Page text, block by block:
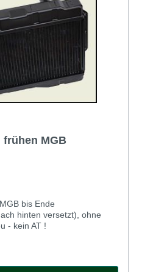
frühen MGB
bis Ende
hinten versetzt), ohne
- kein AT !